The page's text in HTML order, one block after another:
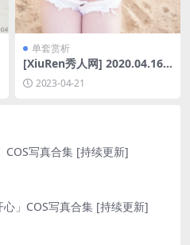
单套赏析
[XiuRen秀人网] 2020.04.16
No.2162 糯美子Mini [70P-17
3MB]2023-04-21
COS写真合集 [持续更新]
心」COS写真合集 [持续更新]